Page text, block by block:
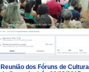
Reunião dos Fóruns de Cultura